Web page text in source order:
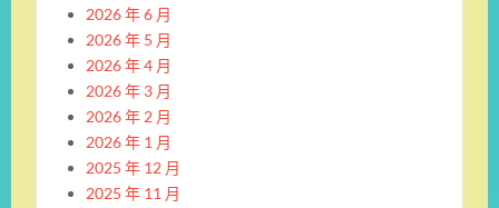
2026 年 6 月
2026 年 5 月
2026 年 4 月
2026 年 3 月
2026 年 2 月
2026 年 1 月
2025 年 12 月
2025 年 11 月